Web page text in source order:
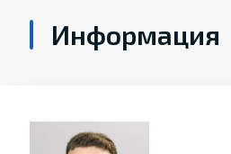
Информация